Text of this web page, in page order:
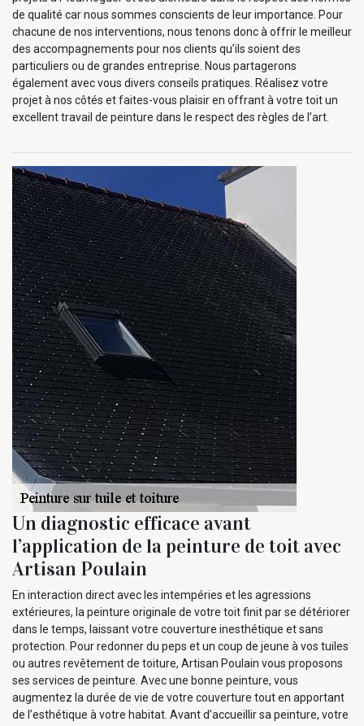
de qualité car nous sommes conscients de leur importance. Pour
chacune de nos interventions, nous tenons donc à offrir le meilleur
des accompagnements pour nos clients qu’ils soient des
particuliers ou de grandes entreprise. Nous partagerons
également avec vous divers conseils pratiques. Réalisez votre
projet à nos côtés et faites-vous plaisir en offrant à votre toit un
excellent travail de peinture dans le respect des règles de l’art.
Un diagnostic efficace avant
l’application de la peinture de toit avec
Artisan Poulain
En interaction direct avec les intempéries et les agressions
extérieures, la peinture originale de votre toit finit par se détériorer
dans le temps, laissant votre couverture inesthétique et sans
protection. Pour redonner du peps et un coup de jeune à vos tuiles
ou autres revêtement de toiture, Artisan Poulain vous proposons
ses services de peinture. Avec une bonne peinture, vous
augmentez la durée de vie de votre couverture tout en apportant
de l’esthétique à votre habitat. Avant d’accueillir sa peinture, votre